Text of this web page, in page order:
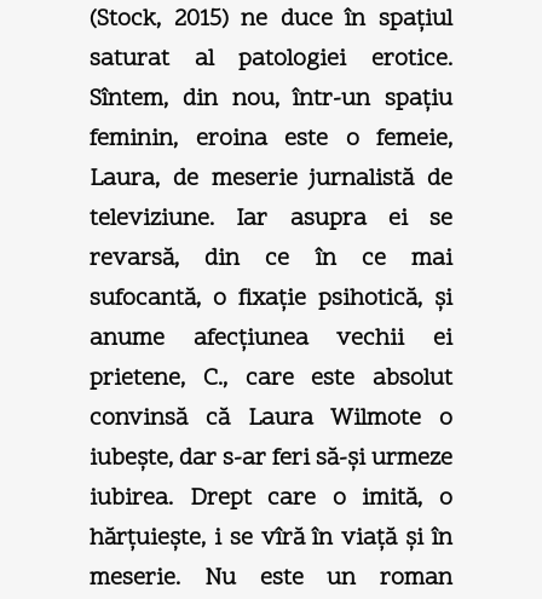
(Stock, 2015) ne duce în spaţiul
saturat al patologiei erotice.
Sîntem, din nou, într-un spaţiu
feminin, eroina este o femeie,
Laura, de meserie jurnalistă de
televiziune. Iar asupra ei se
revarsă, din ce în ce mai
sufocantă, o fixaţie psihotică, şi
anume afecţiunea vechii ei
prietene, C., care este absolut
convinsă că Laura Wilmote o
iubeşte, dar s-ar feri să-şi urmeze
iubirea. Drept care o imită, o
hărţuieşte, i se vîră în viaţă şi în
meserie. Nu este un roman